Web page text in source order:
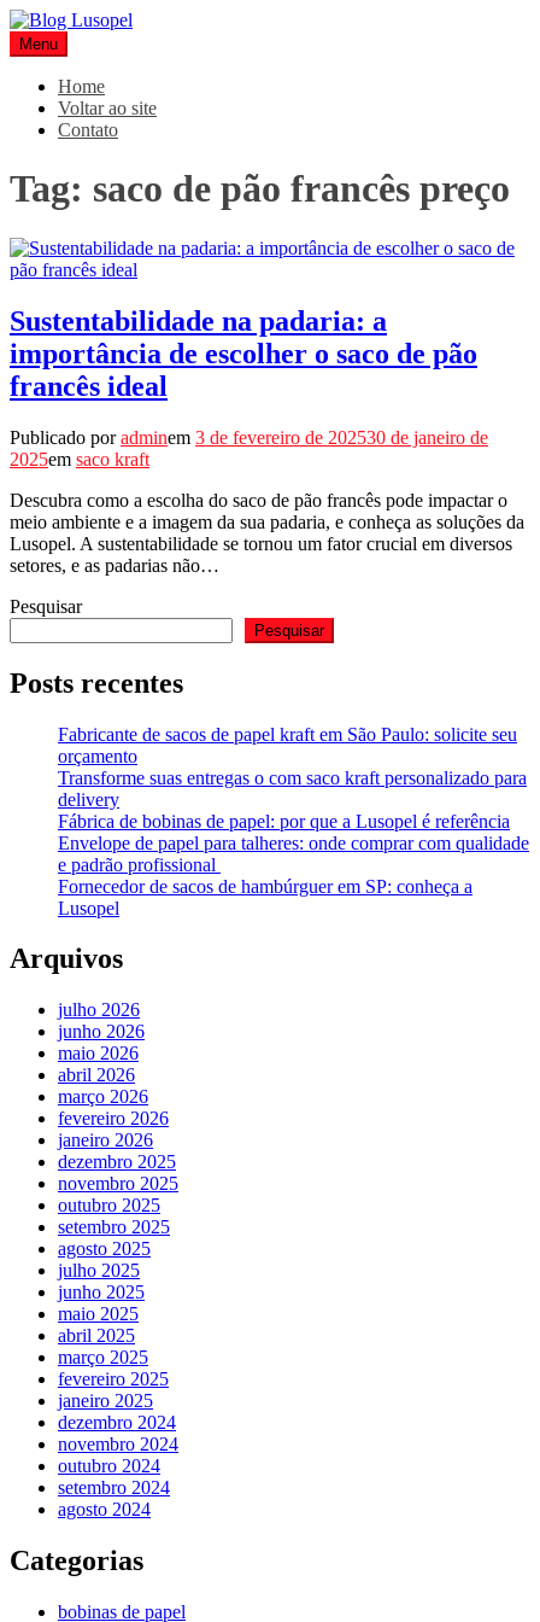
Pular
para
o
conteúdo
Blog Lusopel
Especialistas em Embalagens
Menu
Home
Voltar ao site
Contato
Tag: saco de pão francês preço
Sustentabilidade na padaria: a
importância de escolher o saco de pão
francês ideal
Publicado poradminem 3 de fevereiro de 202530 de janeiro de
2025em saco kraft
Descubra como a escolha do saco de pão francês pode impactar o
meio ambiente e a imagem da sua padaria, e conheça as soluções da
Lusopel. A sustentabilidade se tornou um fator crucial em diversos
setores, e as padarias não…
Pesquisar
Pesquisar
Posts recentes
Fabricante de sacos de papel kraft em São Paulo: solicite seu
orçamento
Transforme suas entregas o com saco kraft personalizado para
delivery
Fábrica de bobinas de papel: por que a Lusopel é referência
Envelope de papel para talheres: onde comprar com qualidade
e padrão profissional
Fornecedor de sacos de hambúrguer em SP: conheça a
Lusopel
Arquivos
julho 2026
junho 2026
maio 2026
abril 2026
março 2026
fevereiro 2026
janeiro 2026
dezembro 2025
novembro 2025
outubro 2025
setembro 2025
agosto 2025
julho 2025
junho 2025
maio 2025
abril 2025
março 2025
fevereiro 2025
janeiro 2025
dezembro 2024
novembro 2024
outubro 2024
setembro 2024
agosto 2024
Categorias
bobinas de papel